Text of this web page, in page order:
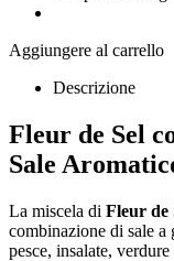
Aggiungere al carrello
Descrizione
Fleur de Sel
Sale
La miscela di Fleur de
combinazione di sale a
pesce, insalate,